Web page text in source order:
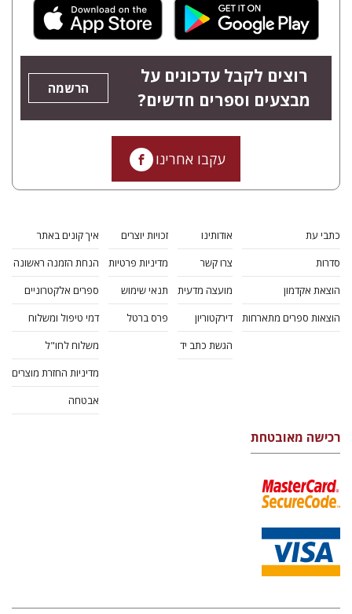
רוצים לקבל עדכונים על
מבצעים וספרים חדשים?
הרשמה
עקבו אחרינו
כתבי עת
סדרות
הוצאת אקדמון
הוצאות ספרים מתארחות
אודותינו
צרו קשר
מועצה מדעית
דירקטוריון
הגשת כתב יד
זכויות יוצרים
מדיניות פרטיות
תנאי שימוש
פרס ברטל
איך קונים באתר
הנחת הזמנה ראשונה
ספרים אלקטרוניים
דמי טיפול ומשלוח
משלוח לחו"ל
מדיניות החזרת מוצרים
אבטחה
רכישה מאובטחת